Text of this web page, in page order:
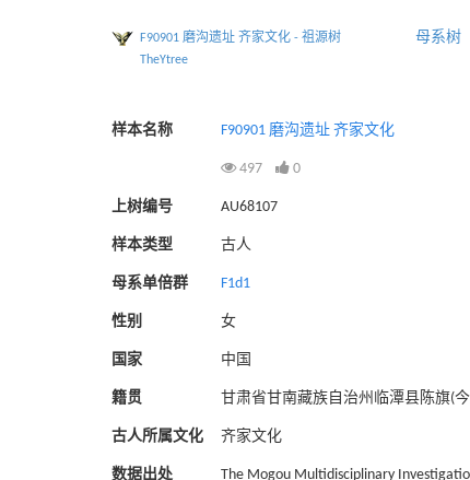
F90901 磨沟遗址 齐家文化 - 祖源树
TheYtree
母系树
样本名称 F90901 磨沟遗址 齐家文化
497 0
上树编号 AU68107
样本类型 古人
母系单倍群 F1d1
性别 女
国家 中国
籍贯 甘肃省甘南藏族自治州临潭县陈旗(
古人所属文化 齐家文化
数据出处
The Mogou Multidisciplinary